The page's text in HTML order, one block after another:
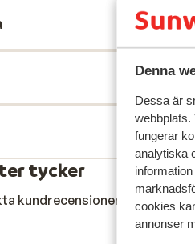
Denna
Dessa är
webbplats.
fungerar
analytiska
cookies
annonser
tycker
kundrecensioner som